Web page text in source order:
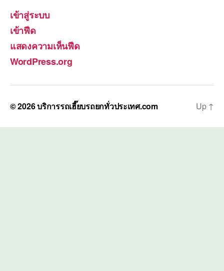
เข้าสู่ระบบ
เข้าฟีด
แสดงความเห็นฟีด
WordPress.org
© 2026บริการรถเฮี๊ยบรถยกทั่วประเทศ.com Up ↑